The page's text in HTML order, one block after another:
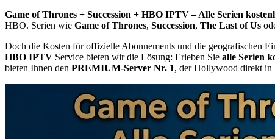
Game of Thrones + Succession + HBO IPTV – Alle Serien
HBO. Serien wie Game of Thrones, Succession, The Last of Us
Doch die Kosten für offizielle Abonnements und die geografischen
HBO IPTV Service bieten wir die Lösung: Erleben Sie alle Serien
bieten Ihnen den PREMIUM-Server Nr. 1, der Hollywood direkt in